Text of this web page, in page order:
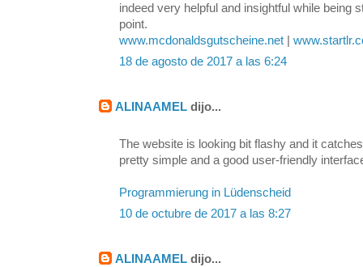
indeed very helpful and insightful while being
point.
www.mcdonaldsgutscheine.net
18 de agosto de 2017 a las 6:24
ALINAAMEL dijo...
The website is looking bit flashy and it
pretty simple and a good user-friendly
Programmierung in Lüdenscheid
10 de octubre de 2017 a las 8:27
ALINAAMEL dijo...